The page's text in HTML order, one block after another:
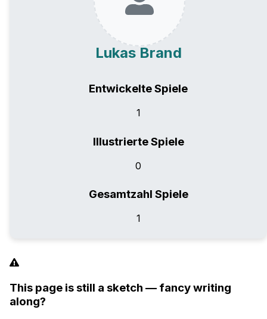
Lukas Brand
Entwickelte Spiele
1
Illustrierte Spiele
0
Gesamtzahl Spiele
1
This page is still a sketch — fancy writing
along?